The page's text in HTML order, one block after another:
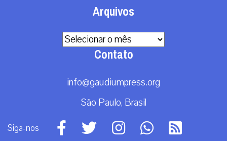
Arquivos
Arquivos
Contato
info@gaudiumpress.org
São Paulo, Brasil
Siga-nos